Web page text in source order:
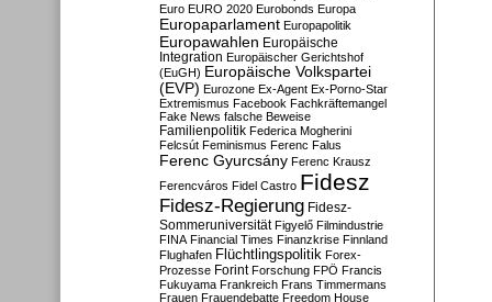
Euro EURO 2020 Eurobonds Europa
Europaparlament Europapolitik
Europawahlen Europäische
Integration Europäischer Gerichtshof
(EuGH) Europäische Volkspartei
(EVP) Eurozone Ex-Agent Ex-Porno-Star
Extremismus Facebook Fachkräftemangel
Fake News falsche Beweise
Familienpolitik Federica Mogherini
Felcsút Feminismus Ferenc Falus
Ferenc Gyurcsány Ferenc Krausz
Ferencváros Fidel Castro Fidesz
Fidesz-Regierung Fidesz-
Sommeruniversität Figyelő Filmindustrie
FINA Financial Times Finanzkrise Finnland
Flughafen Flüchtlingspolitik Forex-
Prozesse Forint Forschung FPÖ Francis
Fukuyama Frankreich Frans Timmermans
Frauen Frauendebatte Freedom House